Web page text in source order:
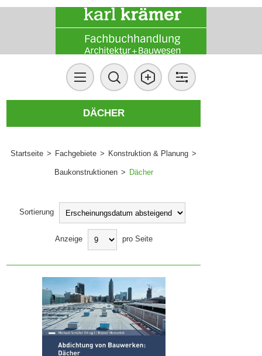
DÄCHER
Startseite > Fachgebiete > Konstruktion & Planung >
Baukonstruktionen > Dächer
Sortierung
Anzeige pro Seite